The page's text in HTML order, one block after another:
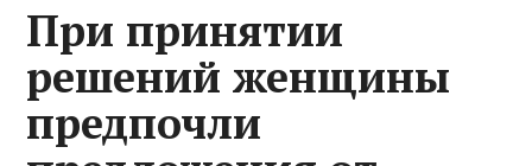
При принятии
решений женщины
предпочли